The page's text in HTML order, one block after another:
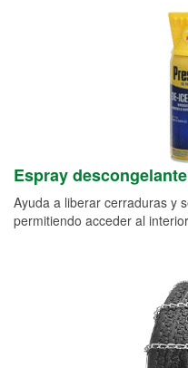
Espray descongelante
Ayuda a liberar cerraduras y
permitiendo acceder al